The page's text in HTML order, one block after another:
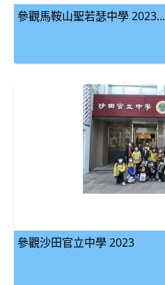
參觀馬鞍山聖若瑟中學 2023...
參觀沙田官立中學 2023